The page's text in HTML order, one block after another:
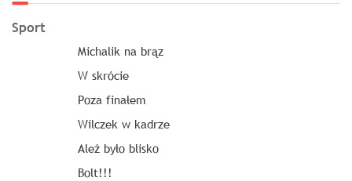
Sport
Michalik na brąz
W skrócie
Poza finałem
Wilczek w kadrze
Ależ było blisko
Bolt!!!